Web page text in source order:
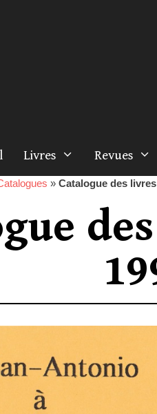
Livres Revues
» Catalogue des